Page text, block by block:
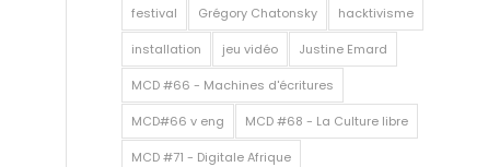
festival Grégory Chatonsky hacktivisme
installation jeu vidéo Justine Emard
MCD #66 - Machines d'écritures
MCD#66 v eng MCD #68 - La Culture libre
MCD #71 - Digitale Afrique